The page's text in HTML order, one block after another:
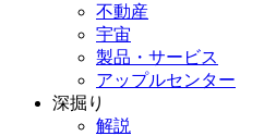
不動産
宇宙
製品・サービス
アップルセンター
深掘り
解説